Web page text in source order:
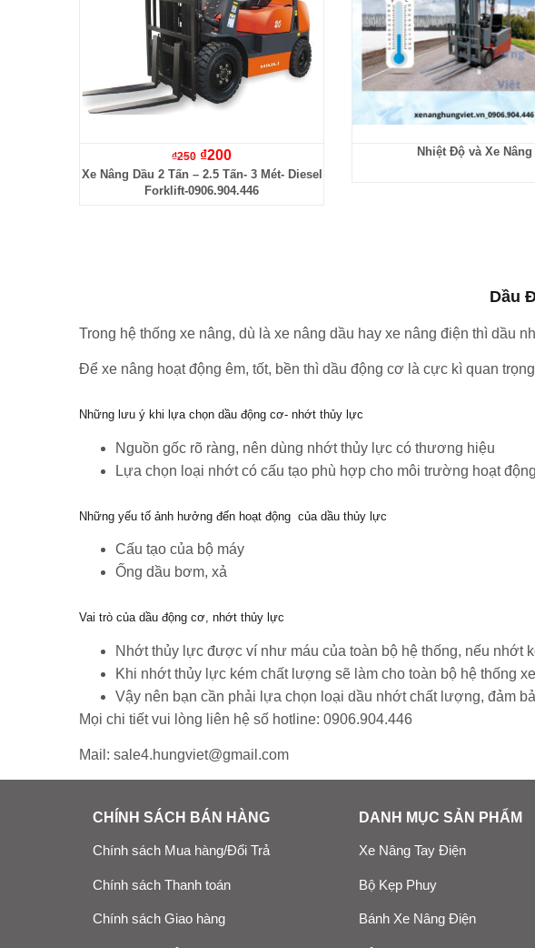
₫250 ₫200
Xe Nâng Dầu 2 Tấn – 2.5 Tấn- 3 Mét- Diesel
Forklift-0906.904.446
Nhiệt Độ và Xe Nâng
Dầu
Trong hệ thống xe nâng, dù là xe nâng dầu hay xe nâng điện thì dầu
Để xe nâng hoạt động êm, tốt, bền thì dầu động cơ là cực kì quan
Những lưu ý khi lựa chọn dầu động cơ- nhớt thủy lực
Nguồn gốc rõ ràng, nên dùng nhớt thủy lực có thương hiệu
Lựa chọn loại nhớt có cấu tạo phù hợp cho môi trường hoạt
Những yếu tố ảnh hưởng đến hoạt động của dầu thủy lực
Cấu tạo của bộ máy
Ống dầu bơm, xả
Vai trò của dầu động cơ, nhớt thủy lực
Nhớt thủy lực được ví như máu của toàn bộ hệ thống, nếu
Khi nhớt thủy lực kém chất lượng sẽ làm cho toàn bộ hệ thống
Vậy nên bạn cần phải lựa chọn loại dầu nhớt chất lượng, đảm
Mọi chi tiết vui lòng liên hệ số hotline: 0906.904.446
Mail: sale4.hungviet@gmail.com
CHÍNH SÁCH BÁN HÀNG
Chính sách Mua hàng/Đổi Trả
Chính sách Thanh toán
Chính sách Giao hàng
DANH MỤC SẢN PHẨM
Xe Nâng Tay Điện
Bộ Kẹp Phuy
Bánh Xe Nâng Điện